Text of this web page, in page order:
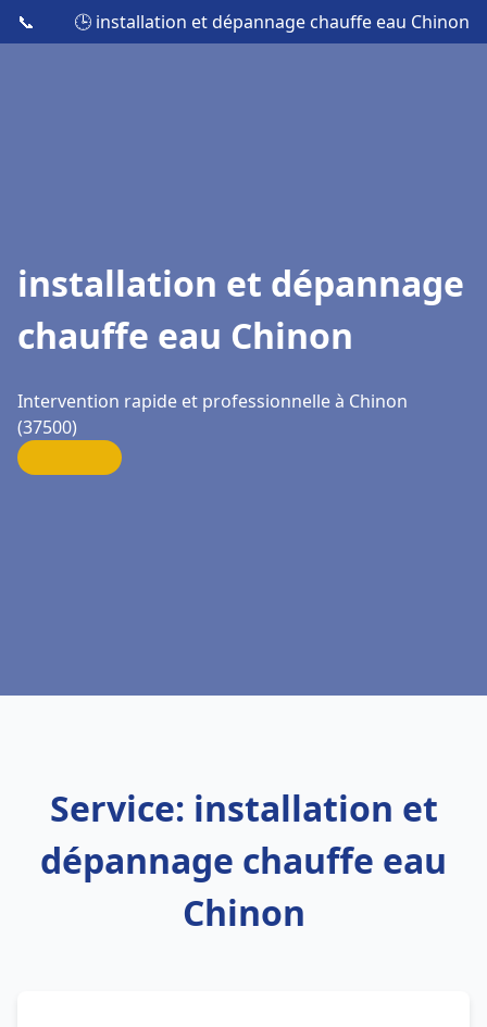
📞 🕒 installation et dépannage chauffe eau Chinon
installation et dépannage
chauffe eau Chinon
Intervention rapide et professionnelle à Chinon
(37500)
Service: installation et
dépannage chauffe eau
Chinon